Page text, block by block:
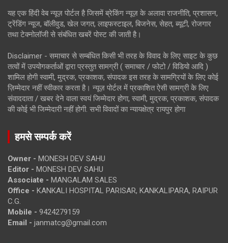
यह एक हिंदी वेब न्यूज़ पोर्टल है जिसमें ब्रेकिंग न्यूज़ के अलावा राजनीति, प्रशासन,
ट्रेंडिंग न्यूज, बॉलीवुड, खेल जगत, लाइफस्टाइल, बिजनेस, सेहत, ब्यूटी, रोजगार
तथा टेक्नोलॉजी से संबंधित खबरें पोस्ट की जाती है।
Disclaimer - समाचार से सम्बंधित किसी भी तरह के विवाद के लिए साइट के कुछ
तत्वों में उपयोगकर्ताओं द्वारा प्रस्तुत सामग्री ( समाचार / फोटो / विडियो आदि )
शामिल होगी स्वामी, मुद्रक, प्रकाशक, संपादक इस तरह के सामग्रियों के लिए कोई
ज़िम्मेदार नहीं स्वीकार करता है। न्यूज़ पोर्टल में प्रकाशित ऐसी सामग्री के लिए
संवाददाता / खबर देने वाला स्वयं जिम्मेदार होगा, स्वामी, मुद्रक, प्रकाशक, संपादक
की कोई भी जिम्मेदारी नहीं होगी. सभी विवादों का न्यायक्षेत्र रायपुर होगा
हमसे सम्पर्क करें
Owner - MONESH DEV SAHU
Editor - MONESH DEV SAHU
Associate - MANGALAM SALES
Office - KANKALI HOSPITAL PARISAR, KANKALIPARA, RAIPUR
C.G.
Mobile - 9424279159
Email - janmatcg@gmail.com